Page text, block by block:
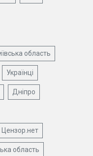
область
Українці
Дніпро
Цензор.нет
область